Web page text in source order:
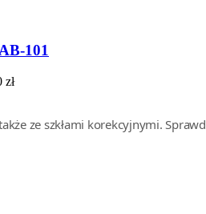
101
zł
ze szkłami korekcyjnymi.